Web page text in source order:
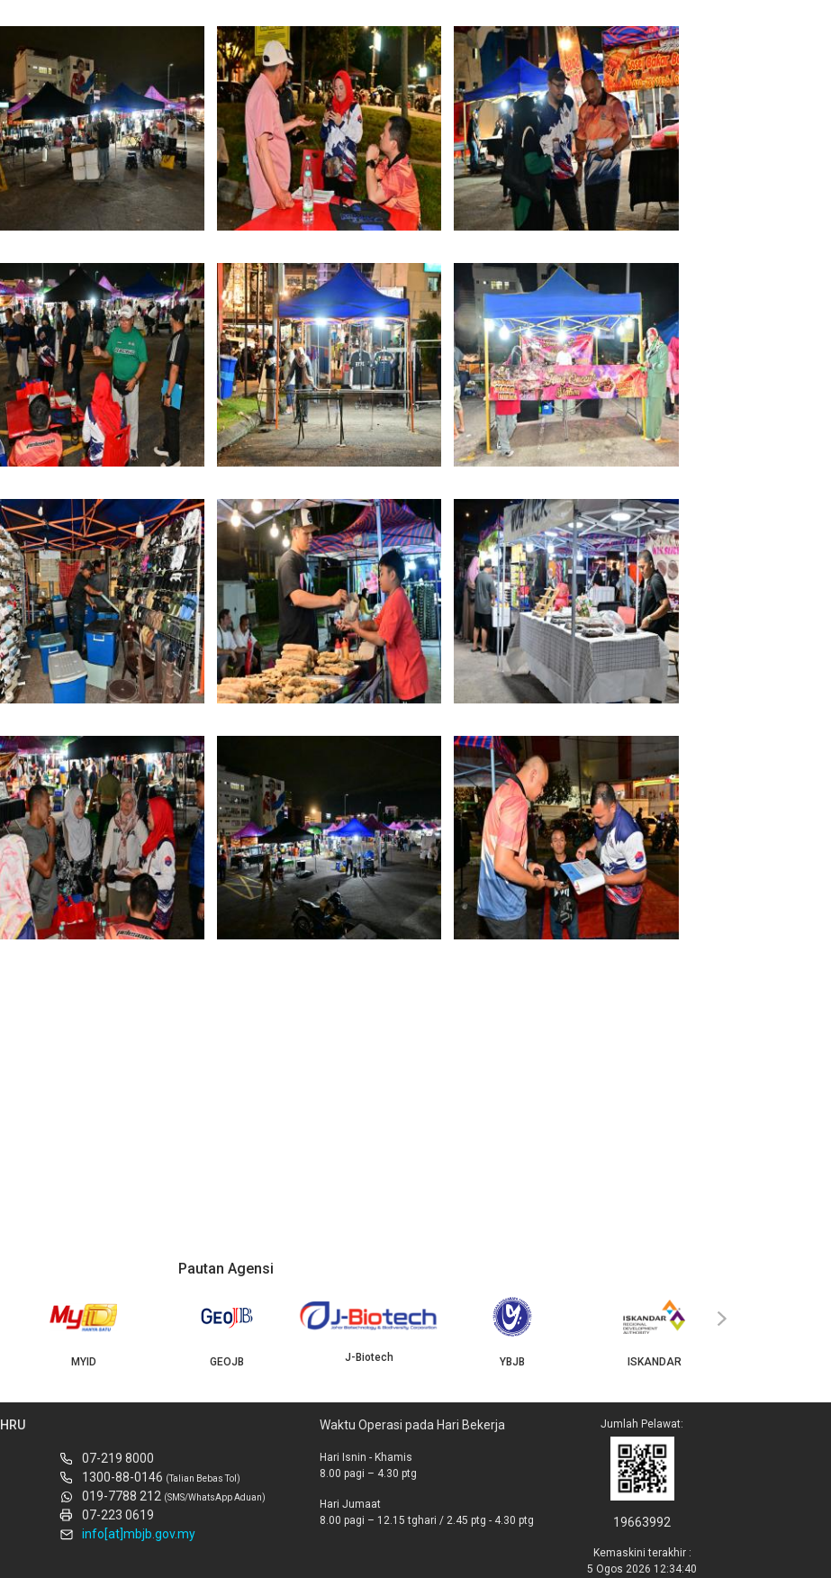
Pautan Agensi
MYID GEOJB J-Biotech YBJB ISKANDAR
›
07-219 8000
1300-88-0146 (Talian Bebas Tol)
019-7788 212 (SMS/WhatsApp Aduan)
07-223 0619
info[at]mbjb.gov.my
Waktu Operasi pada Hari Bekerja
Hari Isnin - Khamis
8.00 pagi – 4.30 ptg
Hari Jumaat
8.00 pagi – 12.15 tghari / 2.45 ptg - 4.30 ptg
Jumlah Pelawat:
19663992
Kemaskini terakhir :
5 Ogos 2026 12:34:40